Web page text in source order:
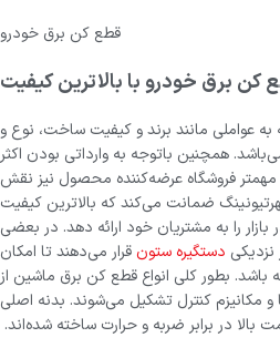
برق خودرو با بالاترین کیفیت
عواملی مانند برند و کیفیت ساخت، نوع و
همچنین با‌توجه به وارداتی بودن اکثر
مهمتر فروشگاه عرضه‌کننده محصول نیز نقش
ضمانت می‌کند که بالاترین کیفیت
را به مشتریان خود ارائه دهد. در بعضی
دستگیره ستون قرار می‌دهند تا امکان
بطور کلی انواع قطع کن برق ماشین از
و مکانیزم کنترل تشکیل می‌شوند. بدنه اصلی
بالا در برابر ضربه و حرارت ساخته شده‌اند.